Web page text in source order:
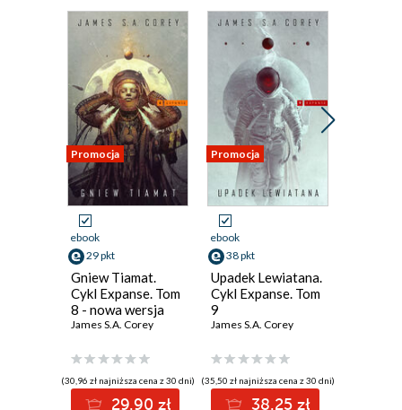
Promocja
ebook
29 pkt
Gniew Tiamat.
Cykl Expanse. Tom
8 - nowa wersja
James S.A. Corey
(30,96 zł najniższa cena z 30 dni)
29.90 zł
Promocja
ebook
38 pkt
Upadek Lewiatana.
Cykl Expanse. Tom
9
James S.A. Corey
(35,50 zł najniższa cena z 30 dni)
38.25 zł